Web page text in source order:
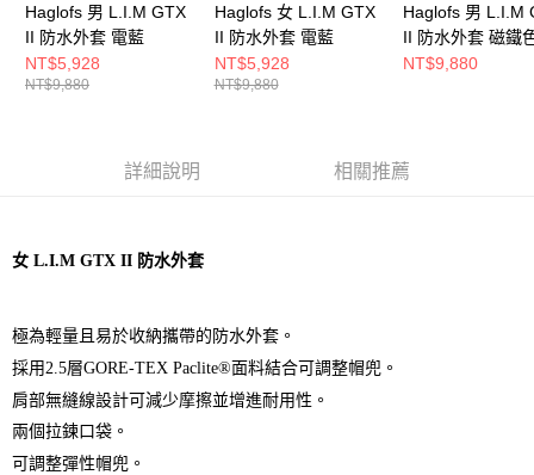
Haglofs 男 L.I.M GTX
II 防水外套 電藍
NT$5,928
NT$9,880
Haglofs 女 L.I.M GTX
II 防水外套 電藍
NT$5,928
NT$9,880
Haglofs 男 L.I.M
II 防水外套 磁鐵
NT$9,880
詳細說明 相關推薦
女 L.I.M GTX II 防水外套
極為輕量且易於收納攜帶的防水外套。
採用2.5層GORE-TEX Paclite®面料結合可調整帽兜。
肩部無縫線設計可減少摩擦並增進耐用性。
兩個拉鍊口袋。
可調整彈性帽兜。